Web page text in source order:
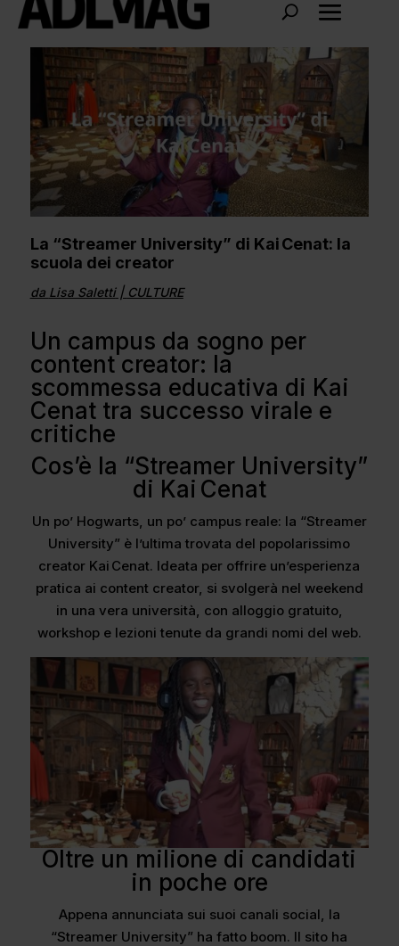
La “Streamer University” di Kai Cenat: la
scuola dei creator
da Lisa Saletti| CULTURE
Un campus da sogno per
content creator: la
scommessa educativa di Kai
Cenat tra successo virale e
critiche
Cos’è la “Streamer University”
di Kai Cenat
Un po’ Hogwarts, un po’ campus reale: la “Streamer
University” è l’ultima trovata del popolarissimo
creator Kai Cenat. Ideata per offrire un’esperienza
pratica ai content creator, si svolgerà nel weekend
in una vera università, con alloggio gratuito,
workshop e lezioni tenute da grandi nomi del web.
Oltre un milione di candidati
in poche ore
Appena annunciata sui suoi canali social, la
“Streamer University” ha fatto boom. Il sito ha